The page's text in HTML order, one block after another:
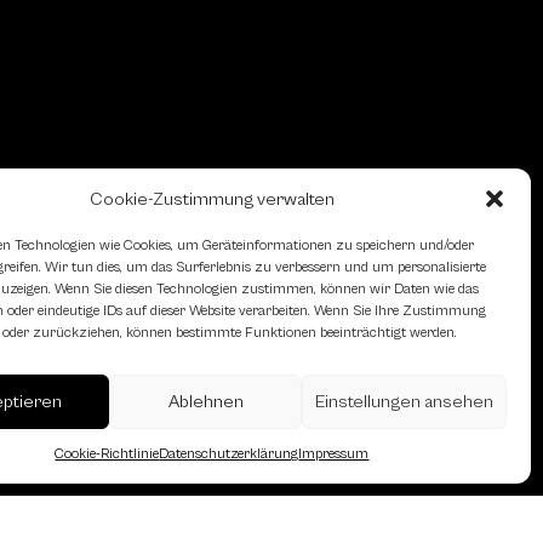
Cookie-Zustimmung verwalten
Technologien wie Cookies, um Geräteinformationen zu speichern und/oder
Wir tun dies, um das Surferlebnis zu verbessern und um personalisierte
Wenn Sie diesen Technologien zustimmen, können wir Daten wie das
oder eindeutige IDs auf dieser Website verarbeiten. Wenn Sie Ihre Zustimmung
zurückziehen, können bestimmte Funktionen beeinträchtigt werden.
Ablehnen Einstellungen ansehen
Cookie-RichtlinieDatenschutzerklärungImpressum
des Österreichischen